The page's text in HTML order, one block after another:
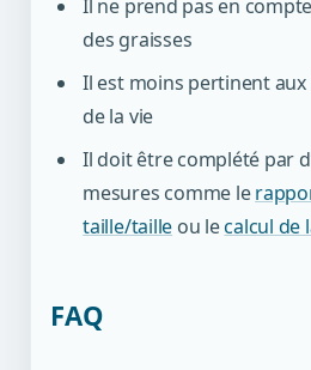
Il ne prend pas en
des graisses
Il est moins pertinent aux
de la vie
Il doit être complété par
mesures comme le
taille/taille ou lecalcul de
FAQ